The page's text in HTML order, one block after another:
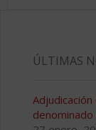
ÚLTIMAS
denominado